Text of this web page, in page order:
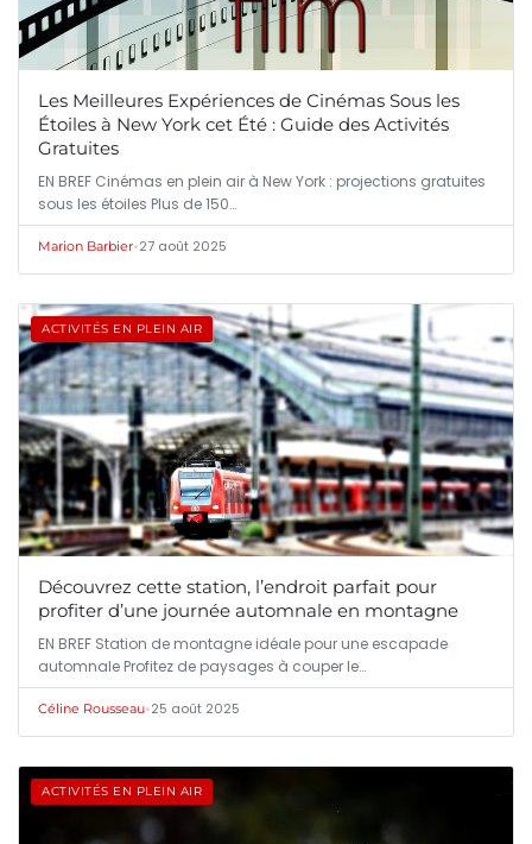
Les Meilleures Expériences de Cinémas Sous les
Étoiles à New York cet Été : Guide des Activités
Gratuites
EN BREF Cinémas en plein air à New York : projections gratuites
sous les étoiles Plus de 150…
Marion Barbier•27 août 2025
ACTIVITÉS EN PLEIN AIR
Découvrez cette station, l’endroit parfait pour
profiter d’une journée automnale en montagne
EN BREF Station de montagne idéale pour une escapade
automnale Profitez de paysages à couper le…
Céline Rousseau•25 août 2025
ACTIVITÉS EN PLEIN AIR